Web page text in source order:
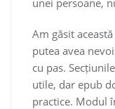
Am găsit
putea avea
cu pas.
utile, dar epub
practice. Modul